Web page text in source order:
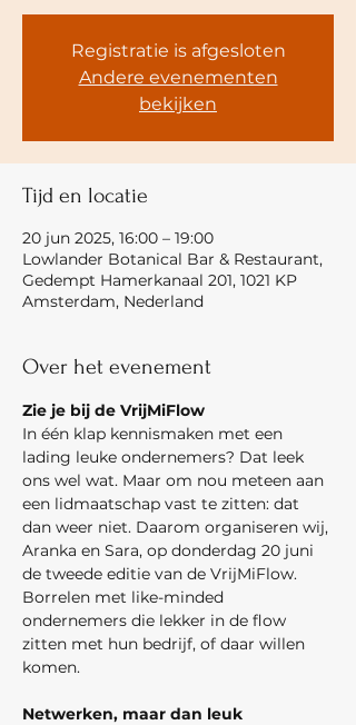
Registratie is afgesloten
Andere evenementen
bekijken
Tijd en locatie
20 jun 2025, 16:00 – 19:00
Lowlander Botanical Bar & Restaurant,
Gedempt Hamerkanaal 201, 1021 KP
Amsterdam, Nederland
Over het evenement
Zie je bij de VrijMiFlow
In één klap kennismaken met een
lading leuke ondernemers? Dat leek
ons wel wat. Maar om nou meteen aan
een lidmaatschap vast te zitten: dat
dan weer niet. Daarom organiseren wij,
Aranka en Sara, op donderdag 20 juni
de tweede editie van de VrijMiFlow.
Borrelen met like-minded
ondernemers die lekker in de flow
zitten met hun bedrijf, of daar willen
komen.
Netwerken, maar dan leuk